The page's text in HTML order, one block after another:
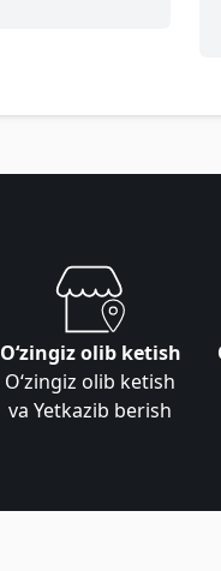
Oʻzingiz olib ketish
Oʻzingiz olib ketish
va Yetkazib berish